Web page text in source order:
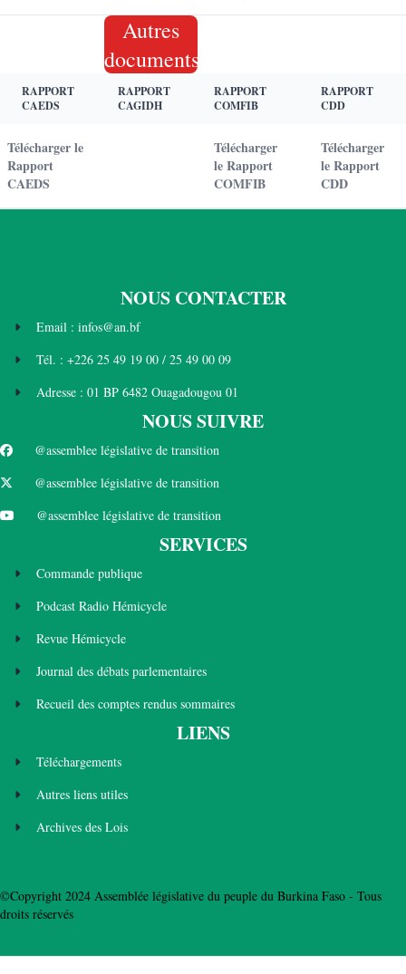
Autres
documents
RAPPORT
CAEDS
RAPPORT
CAGIDH
RAPPORT
COMFIB
RAPPORT
CDD
Télécharger le
Rapport
CAEDS
Télécharger
le Rapport
COMFIB
Télécharger
le Rapport
CDD
NOUS CONTACTER
Email : infos@an.bf
Tél. : +226 25 49 19 00 / 25 49 00 09
Adresse : 01 BP 6482 Ouagadougou 01
NOUS SUIVRE
@assemblee législative de transition
@assemblee législative de transition
@assemblee législative de transition
SERVICES
Commande publique
Podcast Radio Hémicycle
Revue Hémicycle
Journal des débats parlementaires
Recueil des comptes rendus sommaires
LIENS
Téléchargements
Autres liens utiles
Archives des Lois
©Copyright 2024 Assemblée législative du peuple du Burkina Faso - Tous
droits réservés